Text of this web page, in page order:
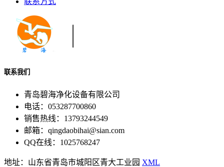
联系我们
青岛碧海净化设备有限公司
电话：053287700860
销售热线：13793244549
邮箱：qingdaobihai@sian.com
QQ在线：1025768247
地址：山东省青岛市城阳区青大工业园 XML